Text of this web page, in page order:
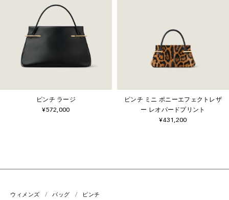
ピンチ ラージ
¥572,000
ピンチ ミニ ポニーエフェクトレザ
ー レオパードプリント
¥431,200
ウィメンズ バッグ ピンチ